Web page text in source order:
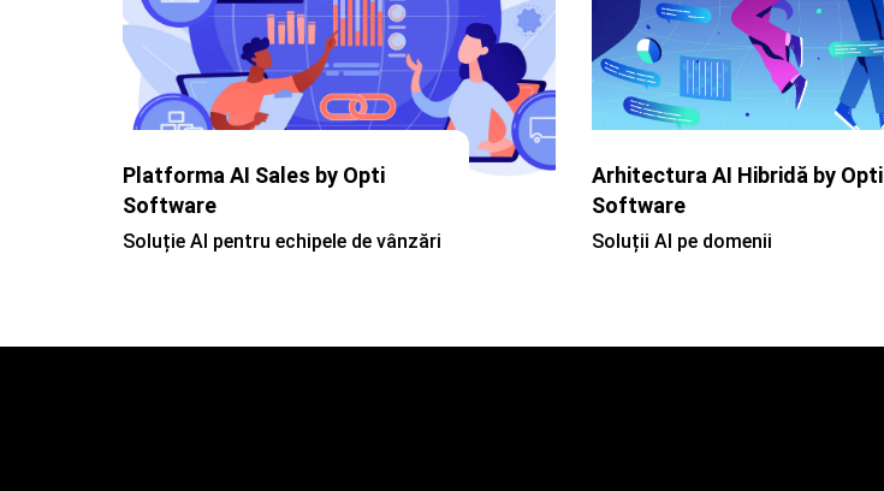
Platforma AI Sales by Opti
Software
Soluție AI pentru echipele de vânzări
Arhitectura AI Hibridă by Opti
Software
Soluții AI pe domenii